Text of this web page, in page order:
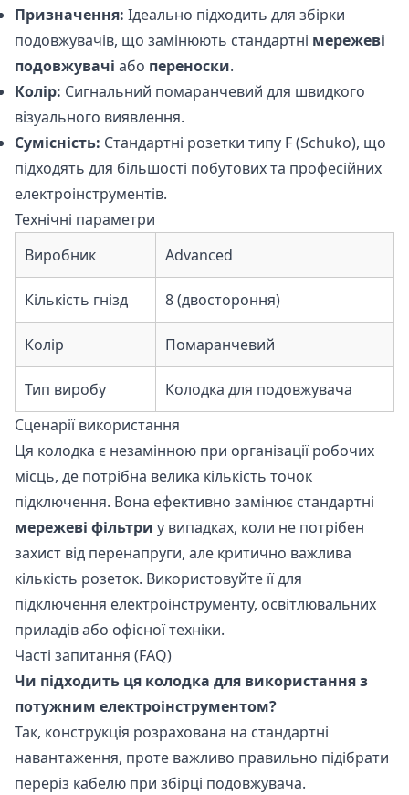
Призначення: Ідеально підходить для збірки
подовжувачів, що замінюють стандартні мережеві
подовжувачі або переноски.
Колір: Сигнальний помаранчевий для швидкого
візуального виявлення.
Сумісність: Стандартні розетки типу F (Schuko), що
підходять для більшості побутових та професійних
електроінструментів.
Технічні параметри
Виробник
Advanced
Кількість гнізд 8 (двостороння)
Колір Помаранчевий
Тип виробу
Колодка для подовжувача
Сценарії використання
Ця колодка є незамінною при організації робочих
місць, де потрібна велика кількість точок
підключення. Вона ефективно замінює стандартні
мережеві фільтри у випадках, коли не потрібен
захист від перенапруги, але критично важлива
кількість розеток. Використовуйте її для
підключення електроінструменту, освітлювальних
приладів або офісної техніки.
Часті запитання (FAQ)
Чи підходить ця колодка для використання з
потужним електроінструментом?
Так, конструкція розрахована на стандартні
навантаження, проте важливо правильно підібрати
переріз кабелю при збірці подовжувача.